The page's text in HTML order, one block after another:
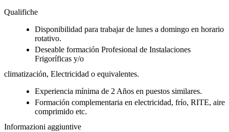
Qualifiche
Disponibilidad para trabajar de lunes a domingo en horario
rotativo.
Deseable formación Profesional de Instalaciones
Frigoríficas y/o
climatización, Electricidad o equivalentes.
Experiencia mínima de 2 Años en puestos similares.
Formación complementaria en electricidad, frío, RITE, aire
comprimido etc.
Informazioni aggiuntive